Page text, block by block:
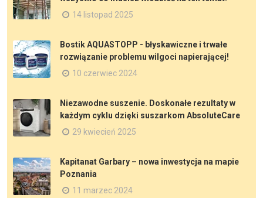
14 listopad 2025
Bostik AQUASTOPP - błyskawiczne i trwałe
rozwiązanie problemu wilgoci napierającej!
10 czerwiec 2024
Niezawodne suszenie. Doskonałe rezultaty w
każdym cyklu dzięki suszarkom AbsoluteCare
29 kwiecień 2025
Kapitanat Garbary – nowa inwestycja na mapie
Poznania
11 marzec 2024